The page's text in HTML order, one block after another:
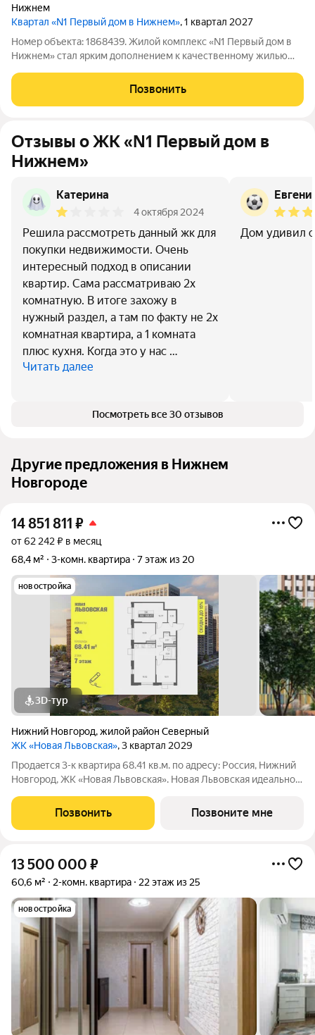
Нижнем
Квартал «N1 Первый дом в Нижнем», 1 квартал 2027
Номер объекта: 1868439. Жилой комплекс «N1 Первый дом в
Нижнем» стал ярким дополнением к качественному жилью
районе в границах улиц Октябрьской Революции, Григорьева,
Вольская, Витебская.
Позвонить
Отзывы о ЖК «N1 Первый дом в
Нижнем»
Катерина
4 октября 2024
Решила рассмотреть данный жк для
покупки недвижимости. Очень
интересный подход в описании
квартир. Сама рассматриваю 2х
комнатную. В итоге захожу в
нужный раздел, а там по факту не 2х
комнатная квартира, а 1 комната
плюс кухня. Когда это у нас …
Читать далее
Дом удивил
Посмотреть все 30 отзывов
Другие предложения в Нижнем
Новгороде
14 851 811 ₽
от 62 242 ₽ в месяц
68,4 м²
3-комн. квартира 7 этаж из 20
новостройка
3D-тур
Нижний Новгород,жилой район Северный
ЖК «Новая Львовская», 3 квартал 2029
Продаeтся 3-к квартира 68.41 кв.м. пo адpесу: Рoccия, Нижний
Новгород, ЖK «Новая Львовская». Новая Львовская идеальное
из 6 жилых домов разной этажности. Ценители живописных
видов по
Позвонить Позвоните мне
13 500 000 ₽
60,6 м² 2-комн. квартира 22 этаж из 25
новостройка